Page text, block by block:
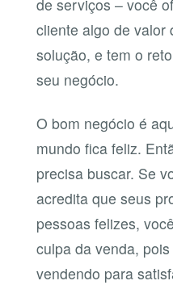
de serviços – você
cliente algo de valor
solução, e tem o
seu negócio.
O bom negócio é
mundo fica feliz.
precisa buscar. Se
acredita que seus
pessoas felizes,
culpa da venda,
vendendo para